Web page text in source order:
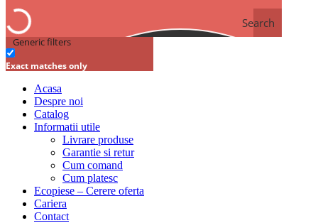
Search
Generic filters
Exact matches only
Acasa
Despre noi
Catalog
Informatii utile
Livrare produse
Garantie si retur
Cum comand
Cum platesc
Ecopiese – Cerere oferta
Cariera
Contact